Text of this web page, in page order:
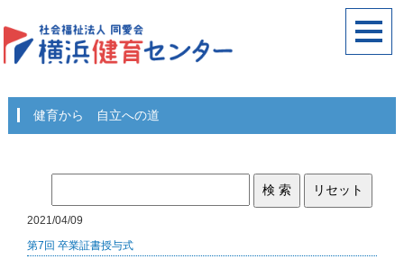
健育から 自立への道
2021/04/09
第7回 卒業証書授与式